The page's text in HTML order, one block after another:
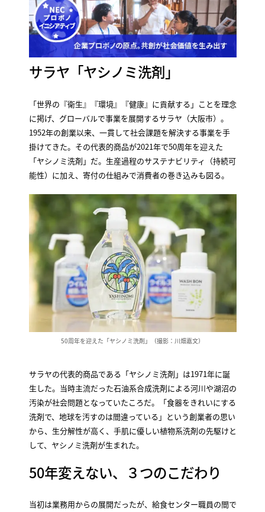
サラヤ「ヤシノミ洗剤」
「世界の『衛生』『環境』『健康』に貢献する」ことを理念
に掲げ、グローバルで事業を展開するサラヤ（大阪市）。
1952年の創業以来、一貫して社会課題を解決する事業を手
掛けてきた。その代表的商品が2021年で50周年を迎えた
「ヤシノミ洗剤」だ。生産過程のサステナビリティ（持続可
能性）に加え、寄付の仕組みで消費者の巻き込みも図る。
50周年を迎えた「ヤシノミ洗剤」（撮影：川畑嘉文）
サラヤの代表的商品である「ヤシノミ洗剤」は1971年に誕
生した。当時主流だった石油系合成洗剤による河川や湖沼の
汚染が社会問題となっていたころだ。「食器をきれいにする
洗剤で、地球を汚すのは間違っている」という創業者の思い
から、生分解性が高く、手肌に優しい植物系洗剤の先駆けと
して、ヤシノミ洗剤が生まれた。
50年変えない、３つのこだわり
当初は業務用からの展開だったが、給食センター職員の間で